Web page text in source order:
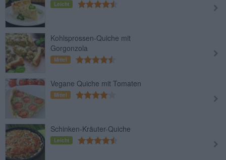
Leicht
Kohlsprossen-Quiche mit
Gorgonzola
Mittel
Vegane Quiche mit Tomaten
Mittel
Schinken-Kräuter-Quiche
Leicht